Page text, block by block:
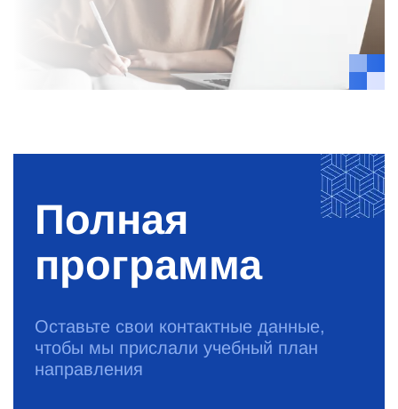
Полная
программа
Оставьте свои контактные данные,
чтобы мы прислали учебный план
направления